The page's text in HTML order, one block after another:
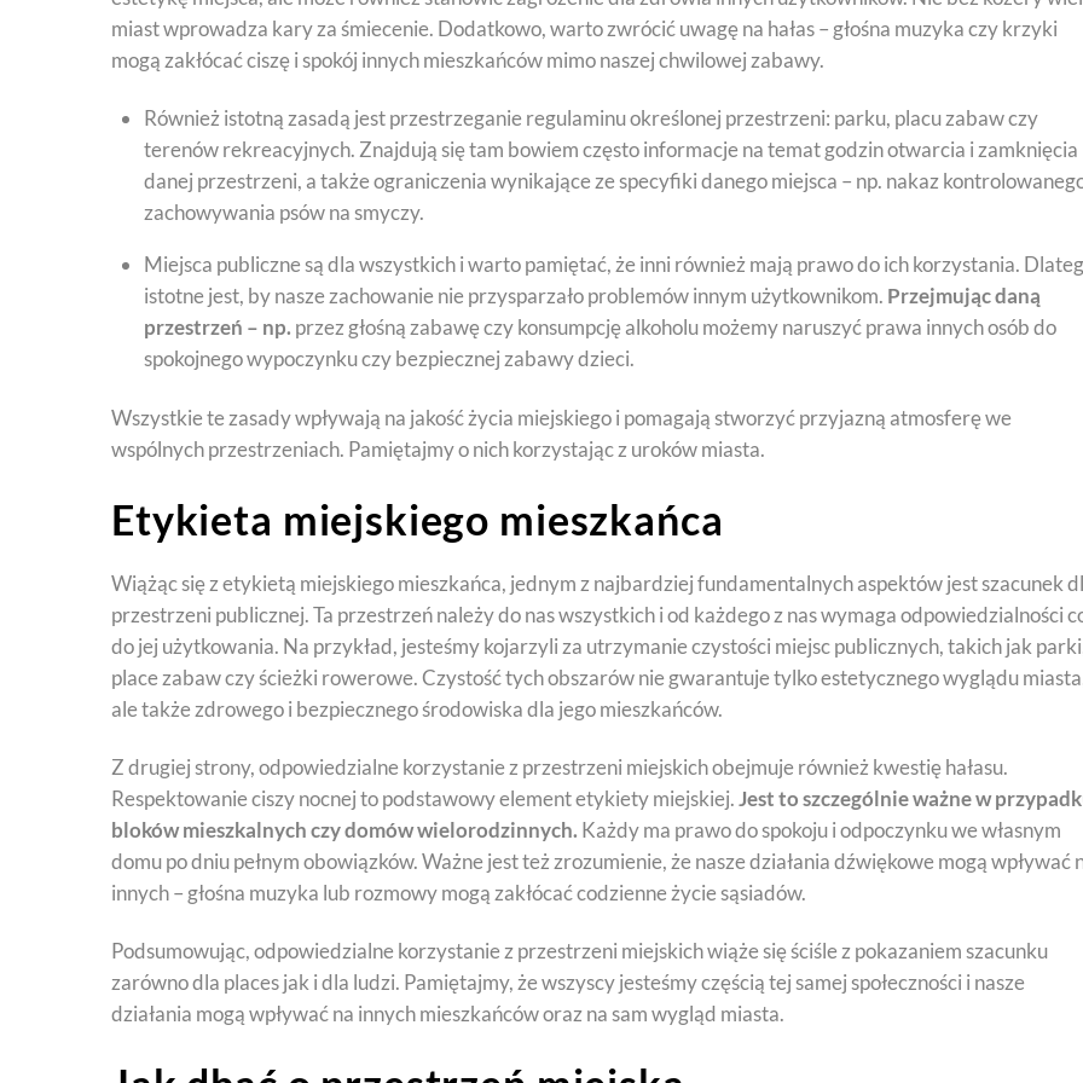
miast wprowadza kary za śmiecenie. Dodatkowo, warto zwrócić uwagę na hałas – głośna muzyka czy krzyki
mogą zakłócać ciszę i spokój innych mieszkańców mimo naszej chwilowej zabawy.
Również istotną zasadą jest przestrzeganie regulaminu określonej przestrzeni: parku, placu zabaw czy
terenów rekreacyjnych. Znajdują się tam bowiem często informacje na temat godzin otwarcia i zamknięcia
danej przestrzeni, a także ograniczenia wynikające ze specyfiki danego miejsca – np. nakaz
zachowywania psów na smyczy.
Miejsca publiczne są dla wszystkich i warto pamiętać, że inni również mają prawo do ich korzystania.
istotne jest, by nasze zachowanie nie przysparzało problemów innym użytkownikom. Przejmując daną
przestrzeń – np. przez głośną zabawę czy konsumpcję alkoholu możemy naruszyć prawa innych osób do
spokojnego wypoczynku czy bezpiecznej zabawy dzieci.
Wszystkie te zasady wpływają na jakość życia miejskiego i pomagają stworzyć przyjazną atmosferę we
wspólnych przestrzeniach. Pamiętajmy o nich korzystając z uroków miasta.
Etykieta miejskiego mieszkańca
Wiążąc się z etykietą miejskiego mieszkańca, jednym z najbardziej fundamentalnych aspektów jest szacunek
przestrzeni publicznej. Ta przestrzeń należy do nas wszystkich i od każdego z nas wymaga odpowiedzialności
do jej użytkowania. Na przykład, jesteśmy kojarzyli za utrzymanie czystości miejsc publicznych, takich jak
place zabaw czy ścieżki rowerowe. Czystość tych obszarów nie gwarantuje tylko estetycznego wyglądu
ale także zdrowego i bezpiecznego środowiska dla jego mieszkańców.
Z drugiej strony, odpowiedzialne korzystanie z przestrzeni miejskich obejmuje również kwestię hałasu.
Respektowanie ciszy nocnej to podstawowy element etykiety miejskiej.Jest to szczególnie ważne w
bloków mieszkalnych czy domów wielorodzinnych. Każdy ma prawo do spokoju i odpoczynku we własnym
domu po dniu pełnym obowiązków. Ważne jest też zrozumienie, że nasze działania dźwiękowe mogą wpływać
innych – głośna muzyka lub rozmowy mogą zakłócać codzienne życie sąsiadów.
Podsumowując, odpowiedzialne korzystanie z przestrzeni miejskich wiąże się ściśle z pokazaniem szacunku
zarówno dla places jak i dla ludzi. Pamiętajmy, że wszyscy jesteśmy częścią tej samej społeczności i nasze
działania mogą wpływać na innych mieszkańców oraz na sam wygląd miasta.